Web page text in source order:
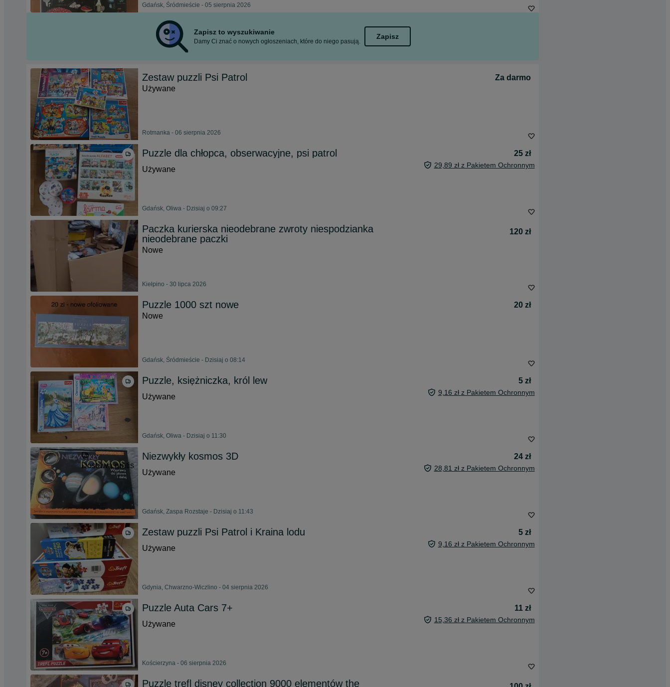
Gdańsk, Śródmieście - 05 sierpnia 2026
Zapisz to wyszukiwanie
Damy Ci znać o nowych ogłoszeniach, które do niego pasują.
Zapisz
Zestaw puzzli Psi Patrol
Za darmo
Używane
Rotmanka - 06 sierpnia 2026
Puzzle dla chłopca, obserwacyjne, psi patrol
25 zł
Używane
29,89 zł z Pakietem Ochronnym
Gdańsk, Oliwa - Dzisiaj o 09:27
Paczka kurierska nieodebrane zwroty niespodzianka
nieodebrane paczki
120 zł
Nowe
Kiełpino - 30 lipca 2026
Puzzle 1000 szt nowe
20 zł
Nowe
Gdańsk, Śródmieście - Dzisiaj o 08:14
Puzzle, księżniczka, król lew
5 zł
Używane
9,16 zł z Pakietem Ochronnym
Gdańsk, Oliwa - Dzisiaj o 11:30
Dostawa gratis
Niezwykły kosmos 3D
24 zł
Używane
28,81 zł z Pakietem Ochronnym
Gdańsk, Zaspa Rozstaje - Dzisiaj o 11:43
Zestaw puzzli Psi Patrol i Kraina lodu
5 zł
Używane
9,16 zł z Pakietem Ochronnym
Gdynia, Chwarzno-Wiczlino - 04 sierpnia 2026
Puzzle Auta Cars 7+
11 zł
Używane
15,36 zł z Pakietem Ochronnym
Kościerzyna - 06 sierpnia 2026
Puzzle trefl disney collection 9000 elementów the